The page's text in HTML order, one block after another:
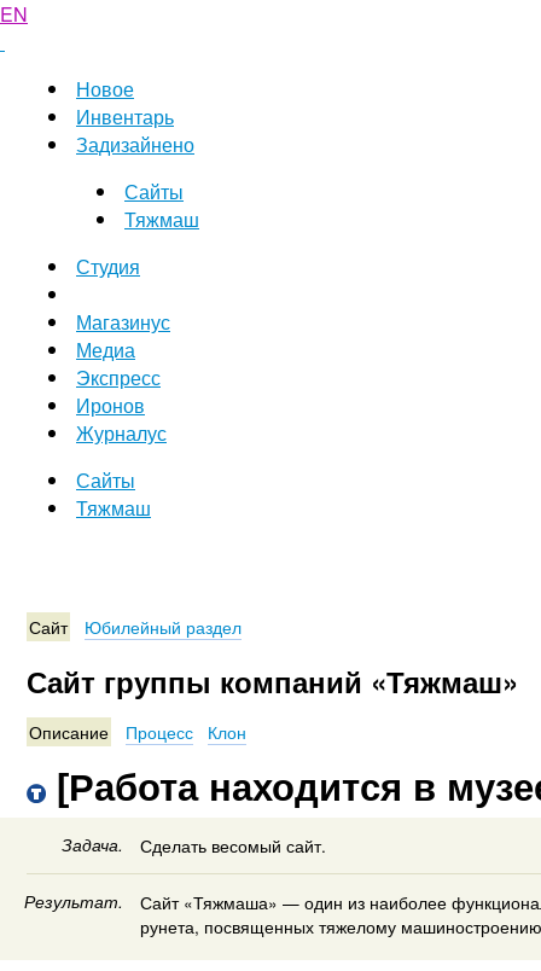
EN
Новое
Инвентарь
Задизайнено
Сайты
Тяжмаш
Студия
Магазинус
Медиа
Экспресс
Иронов
Журналус
Сайты
Тяжмаш
Сайт Юбилейный раздел
Сайт группы компаний «Тяжмаш»
Описание Процесс Клон
[Работа находится в
Задача. Сделать весомый сайт.
Результат.
Сайт «Тяжмаша» — один из наиболее
рунета, посвященных тяжелому